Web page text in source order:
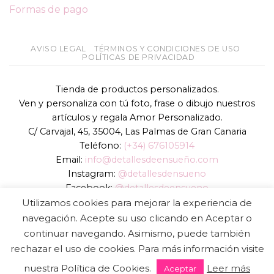
Formas de pago
AVISO LEGAL
TÉRMINOS Y CONDICIONES DE USO
POLÍTICAS DE PRIVACIDAD
Tienda de productos personalizados.
Ven y personaliza con tú foto, frase o dibujo nuestros
artículos y regala Amor Personalizado.
C/ Carvajal, 45, 35004, Las Palmas de Gran Canaria
Teléfono: (+34) 676105914
Email: info@detallesdeensueño.com
Instagram: @detallesdensueno
Facebook: @detallesdeensueno
TikTok: @detallesdensueno
Página web:www.detallesdeensueño.com
Copyright 2026 © DIGALOWEB.COM
Utilizamos cookies para mejorar la experiencia de
navegación. Acepte su uso clicando en Aceptar o
continuar navegando. Asimismo, puede también
rechazar el uso de cookies. Para más información visite
nuestra Política de Cookies.
Aceptar Leer más